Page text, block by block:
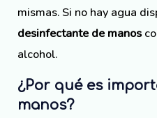
mismas. Si no hay agua
desinfectante de manos
alcohol.
¿Por qué es
manos?